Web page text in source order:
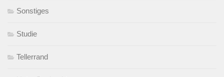
Sonstiges
Studie
Tellerrand